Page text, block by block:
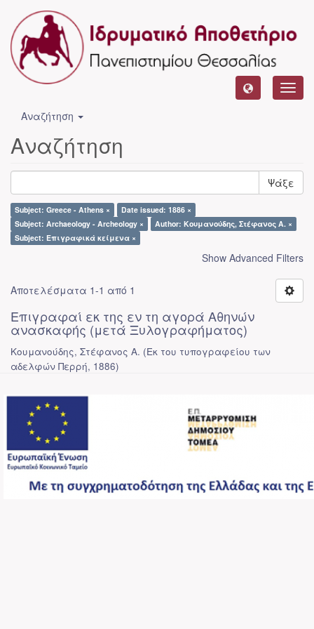
Αναζήτηση
Αναζήτηση
Ψάξε
Subject: Greece - Athens ×
Date issued: 1886 ×
Subject: Archaeology - Archeology ×
Author: Κουμανούδης, Στέφανος Α. ×
Subject: Επιγραφικά κείμενα ×
Show Advanced Filters
Αποτελέσματα 1-1 από 1
Επιγραφαί εκ της εν τη αγορά Αθηνών
ανασκαφής (μετά Ξυλογραφήματος)
Κουμανούδης, Στέφανος Α. (Εκ του τυπογραφείου των
αδελφών Περρή, 1886)